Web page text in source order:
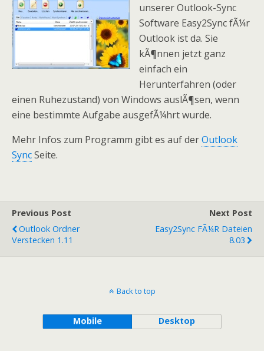
unserer Outlook-Sync
Software Easy2Sync fÃ¼r
Outlook ist da. Sie
kÃ¶nnen jetzt ganz
einfach ein
Herunterfahren (oder
einen Ruhezustand) von Windows auslÃ¶sen, wenn
eine bestimmte Aufgabe ausgefÃ¼hrt wurde.
Mehr Infos zum Programm gibt es auf derOutlook
SyncSeite.
Previous Post
Outlook Ordner
Verstecken 1.11
Next Post
Easy2Sync FÃ¼r Dateien
8.03
Back to top
Mobile Desktop